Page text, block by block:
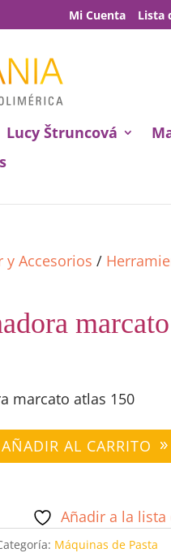
Mi Cuenta Lista
Lucy Štruncová
Accesorios /
marcato atlas 150
AÑADIR AL CARRITO
Añadir a la lista
Máquinas de Pasta